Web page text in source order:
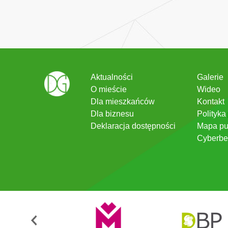
Aktualności
O mieście
Dla mieszkańców
Dla biznesu
Deklaracja dostępności
Galerie
Wideo
Kontakt
Mapa